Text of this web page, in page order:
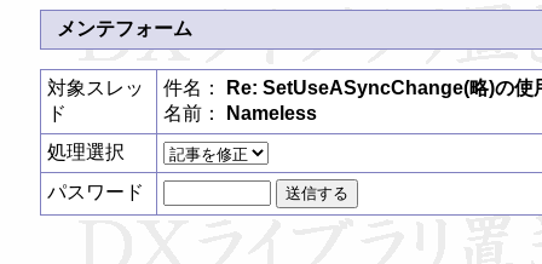
メンテフォーム
対象スレッ
ド
件名：
Re: SetUseASyncChange(略)の使
名前：
Nameless
処理選択
パスワード